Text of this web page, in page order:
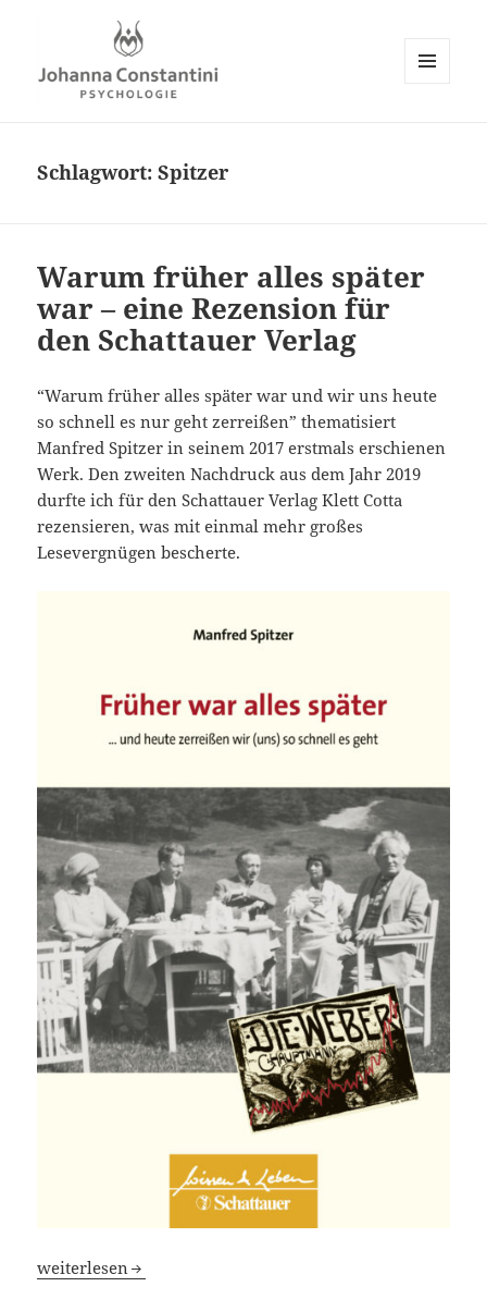
Schlagwort:Spitzer
Warum früher alles später
war – eine Rezension für
den Schattauer Verlag
“Warum früher alles später war und wir uns heute
so schnell es nur geht zerreißen” thematisiert
Manfred Spitzer in seinem 2017 erstmals erschienen
Werk. Den zweiten Nachdruck aus dem Jahr 2019
durfte ich für den Schattauer Verlag Klett Cotta
rezensieren, was mit einmal mehr großes
Lesevergnügen bescherte.
Warum früher alles später war – eine Rezension für den
weiterlesen